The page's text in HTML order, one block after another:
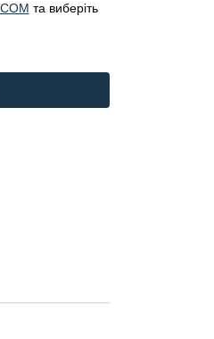
та виберіть